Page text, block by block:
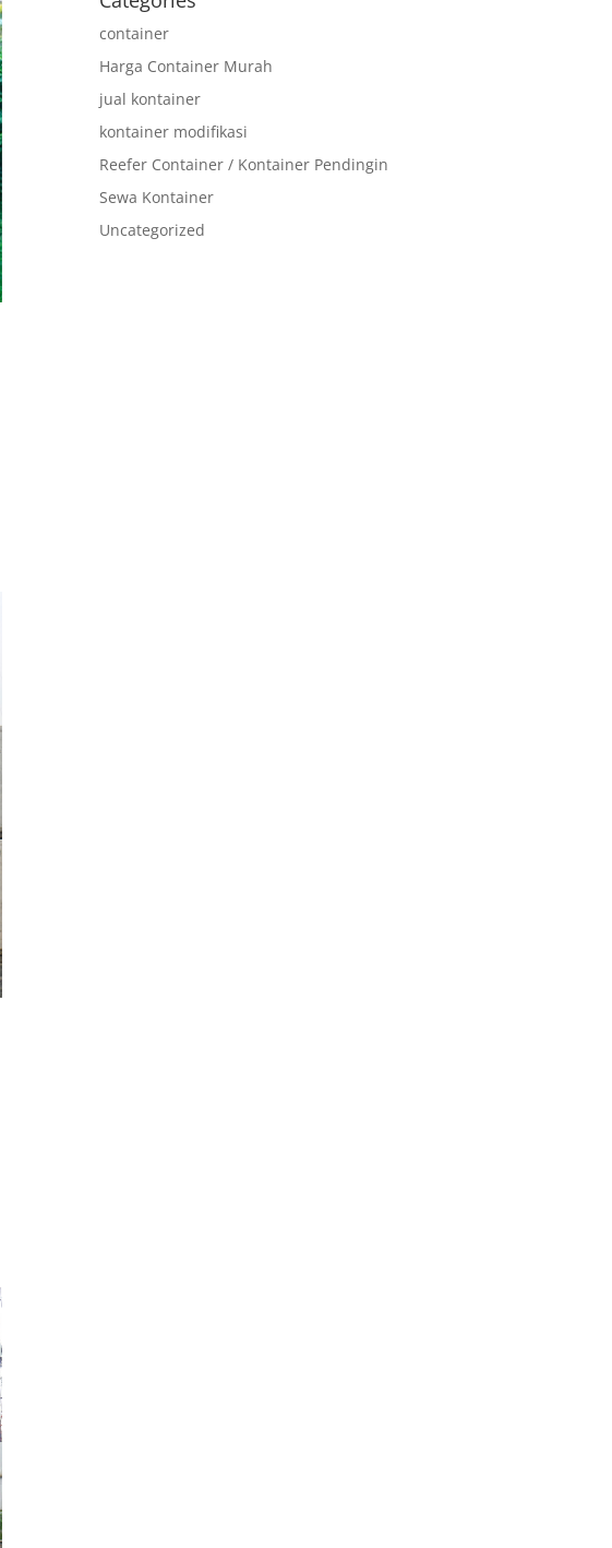
container
Harga Container Murah
jual kontainer
kontainer modifikasi
Reefer Container / Kontainer Pendingin
Sewa Kontainer
Uncategorized